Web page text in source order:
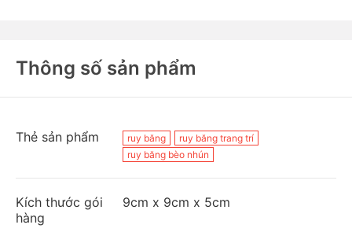
Thông số sản phẩm
Thẻ sản phẩm ruy băng
ruy băng trang trí
ruy băng bèo nhún
Kích thước gói
hàng
9cm x 9cm x 5cm